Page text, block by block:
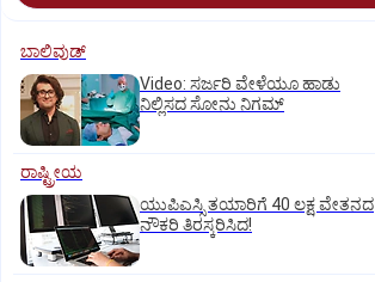
ಬಾಲಿವುಡ್‌
‌Video: ಸರ್ಜರಿ ವೇಳೆಯೂ ಹಾಡು
ನಿಲ್ಲಿಸದ ಸೋನು ನಿಗಮ್
ರಾಷ್ಟ್ರೀಯ
ಯುಪಿಎಸ್ಸಿ ತಯಾರಿಗೆ 40 ಲಕ್ಷ ವೇತನದ
ನೌಕರಿ ತಿರಸ್ಕರಿಸಿದ!